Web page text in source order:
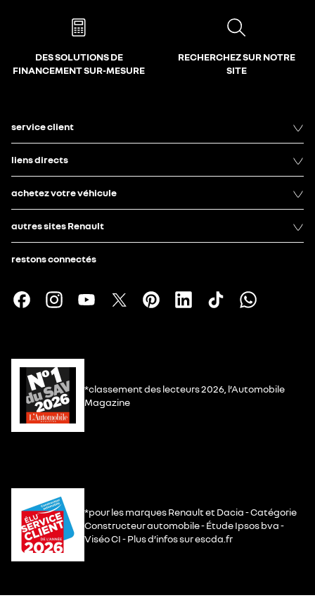
DES SOLUTIONS DE
FINANCEMENT SUR-MESURE
RECHERCHEZ SUR NOTRE
SITE
service client
liens directs
achetez votre véhicule
autres sites Renault
restons connectés
*classement des lecteurs 2026, l’Automobile
Magazine
*pour les marques Renault et Dacia - Catégorie
Constructeur automobile - Étude Ipsos bva -
Viséo CI - Plus d’infos sur escda.fr